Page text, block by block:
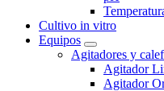
Cultivo in vitro
Equipos
Agitadores y
Agitador
Agitador